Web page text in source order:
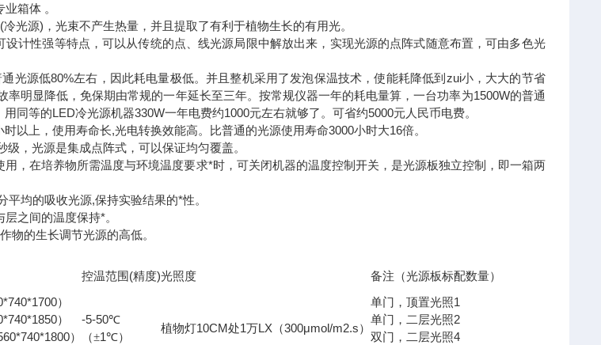
箱体 。
光源)，光束不产生热量，并且提取了有利于植物生长的有用光。
设计性强等特点，可以从传统的点、线光源局限中解放出来，实现光源的点阵式随意布置，可由多色光
光源低80%左右，因此耗电量极低。并且整机采用了发泡保温技术，使能耗降低到zui小，大大的节省
率明显降低，免保期由常规的一年延长至三年。按常规仪器一年的耗电量算，一台功率为1500W的普通
同等的LED冷光源机器330W一年电费约1000元左右就够了。可省约5000元人民币电费。
以上，使用寿命长,光电转换效能高。比普通的光源使用寿命3000小时大16倍。
，光源是集成点阵式，可以保证均匀覆盖。
，在培养物所需温度与环境温度要求*时，可关闭机器的温度控制开关，是光源板独立控制，即一箱两
均的吸收光源,保持实验结果的*性。
之间的温度保持*。
物的生长调节光源的高低。
控温范围 (精度)光照度 备注（光源板标配数量）
）
-5-50℃
（±1℃）
植物灯10CM处1万LX （300μmol/m2.s）
单门，顶置光照1
） 单门，二层光照2
） 双门，二层光照4